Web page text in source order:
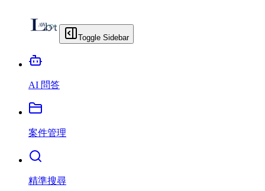
Toggle Sidebar
AI 問答
案件管理
精準搜尋